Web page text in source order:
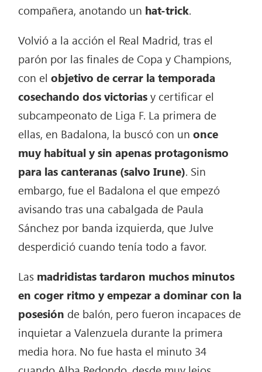
compañera, anotando un hat-trick.
Volvió a la acción el Real Madrid, tras el
parón por las finales de Copa y Champions,
con elobjetivo de cerrar la temporada
cosechando dos victoriasy certificar el
subcampeonato de Liga F. La primera de
ellas, en Badalona, la buscó con unonce
muy habitual y sin apenas protagonismo
para las canteranas (salvo Irune). Sin
embargo, fue el Badalona el que empezó
avisando tras una cabalgada de Paula
Sánchez por banda izquierda, que Julve
desperdició cuando tenía todo a favor.
Las madridistas tardaron muchos minutos
en coger ritmo y empezar a dominar con la
posesión de balón, pero fueron incapaces de
inquietar a Valenzuela durante la primera
media hora. No fue hasta el minuto 34